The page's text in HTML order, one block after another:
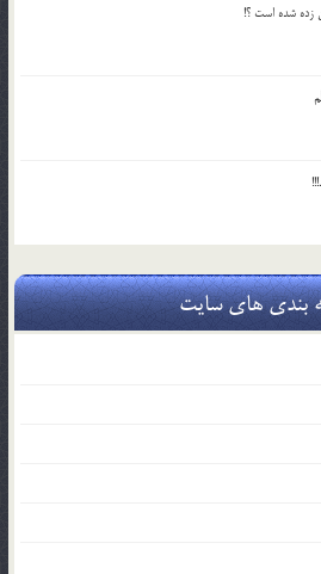
زده شده است ؟!
بندی های سایت